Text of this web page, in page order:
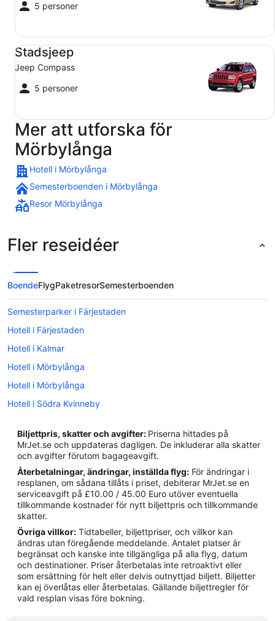
5 personer
Stadsjeep
Jeep Compass
5 personer
Stadsjeep Jeep Compass
Mer att utforska för
Mörbylånga
Hotell i Mörbylånga
Semesterboenden i Mörbylånga
Resor Mörbylånga
Fler reseidéer
BoendeFlygPaketresorSemesterboenden
Semesterparker i Färjestaden
Hotell i Färjestaden
Hotell i Kalmar
Hotell i Mörbylånga
Hotell i Mörbylånga
Hotell i Södra Kvinneby
Hotell i Ullevi
Fritidshus i Kalmar
Vandrarhem i Kalmar
Husvagnscampingar i Kalmar
Lägenheter i Kalmar
Pensionat i Kalmar län
Husvagnscampingar i Kalmar län
Hotell i närheten av Kalmar slott
Stugor i Kalmar
B&B i Öland
Biljettpris, skatter och avgifter: Priserna hittades på
MrJet.se och uppdateras dagligen. De inkluderar alla skatter
och avgifter förutom bagageavgift.
Återbetalningar, ändringar, inställda flyg: För ändringar i
resplanen, om sådana tillåts i priset, debiterar MrJet.se en
serviceavgift på £10.00 / 45.00 Euro utöver eventuella
tillkommande kostnader för nytt biljettpris och tillkommande
skatter.
Övriga villkor: Tidtabeller, biljettpriser, och villkor kan
ändras utan föregående meddelande. Antalet platser är
begränsat och kanske inte tillgängliga på alla flyg, datum
och destinationer. Priser återbetalas inte retroaktivt eller
som ersättning för helt eller delvis outnyttjad biljett. Biljetter
kan ej överlåtas eller återbetalas. Gällande biljettregler för
vald resplan visas före bokning.